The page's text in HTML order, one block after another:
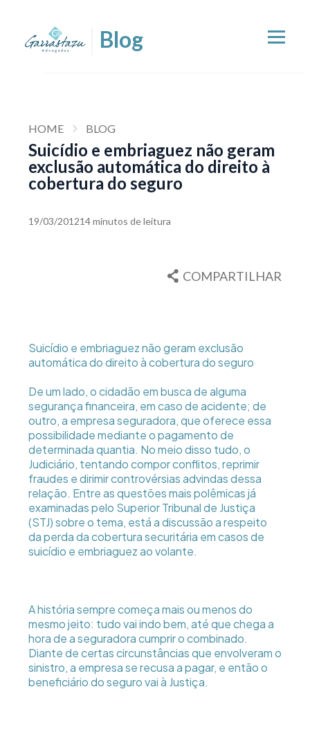
HOME BLOG
Suicídio e embriaguez não geram
exclusão automática do direito à
cobertura do seguro
19/03/201214 minutos de leitura
COMPARTILHAR
Suicídio e embriaguez não geram exclusão
automática do direito à cobertura do seguro
De um lado, o cidadão em busca de alguma
segurança financeira, em caso de acidente; de
outro, a empresa seguradora, que oferece essa
possibilidade mediante o pagamento de
determinada quantia. No meio disso tudo, o
Judiciário, tentando compor conflitos, reprimir
fraudes e dirimir controvérsias advindas dessa
relação. Entre as questões mais polêmicas já
examinadas pelo Superior Tribunal de Justiça
(STJ) sobre o tema, está a discussão a respeito
da perda da cobertura securitária em casos de
suicídio e embriaguez ao volante.
A história sempre começa mais ou menos do
mesmo jeito: tudo vai indo bem, até que chega a
hora de a seguradora cumprir o combinado.
Diante de certas circunstâncias que envolveram o
sinistro, a empresa se recusa a pagar, e então o
beneficiário do seguro vai à Justiça.